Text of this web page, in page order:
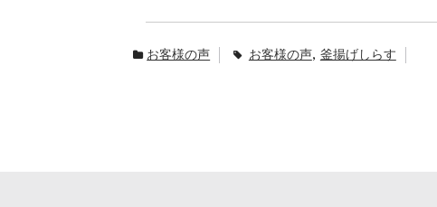
お客様の声 お客様の声, 釜揚げしらす